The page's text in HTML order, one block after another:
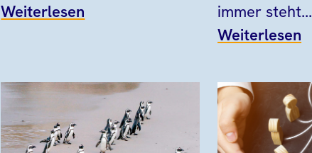
Weiterlesen
immer steht...
Weiterlesen